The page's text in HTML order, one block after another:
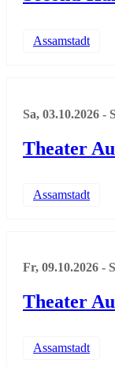
Assamstadt
Sa, 03.10.2026 -
Theater
Assamstadt
Fr, 09.10.2026 -
Theater
Assamstadt